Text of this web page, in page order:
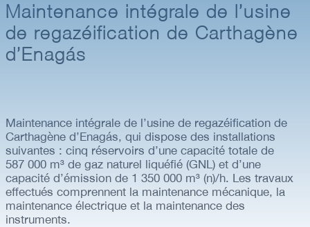
Maintenance intégrale de l’usine
de regazéification de Carthagène
d’Enagás
Maintenance intégrale de l’usine de regazéification de
Carthagène d’Enagás, qui dispose des installations
suivantes : cinq réservoirs d’une capacité totale de
587 000 m³ de gaz naturel liquéfié (GNL) et d’une
capacité d’émission de 1 350 000 m³ (n)/h. Les travaux
effectués comprennent la maintenance mécanique, la
maintenance électrique et la maintenance des
instruments.